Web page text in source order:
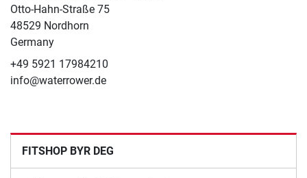
Otto-Hahn-Straße 75
48529 Nordhorn
Germany
+49 5921 17984210
info@waterrower.de
FITSHOP BYR DEG